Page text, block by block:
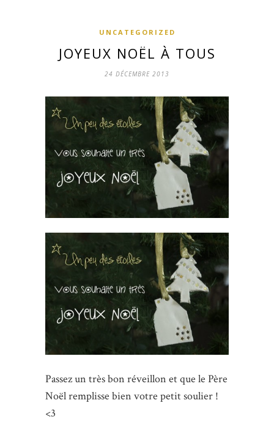
UNCATEGORIZED
JOYEUX NOËL À TOUS
24 DÉCEMBRE 2013
Passez un très bon réveillon et que le Père
Noël remplisse bien votre petit soulier !
<3